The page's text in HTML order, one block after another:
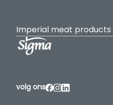
Imperial meat products
volg ons